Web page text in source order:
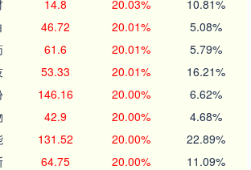
14.8 20.03% 10.81%
46.72 20.01% 5.08%
61.6 20.01% 5.79%
53.33 20.01% 16.21%
146.16 20.00% 6.62%
42.9 20.00% 4.68%
131.52 20.00% 22.89%
64.75 20.00% 11.09%